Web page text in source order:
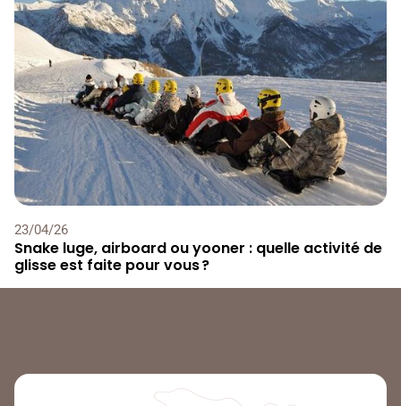
23/04/26
Snake luge, airboard ou yooner : quelle activité de
glisse est faite pour vous ?